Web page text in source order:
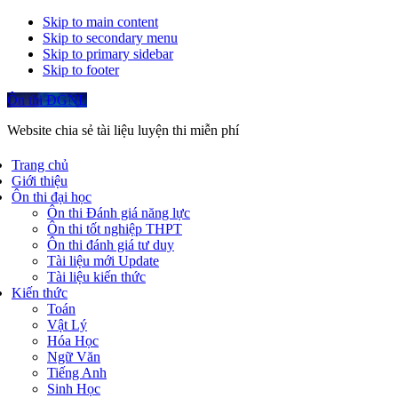
Skip to main content
Skip to secondary menu
Skip to primary sidebar
Skip to footer
Ôn thi ĐGNL
Website chia sẻ tài liệu luyện thi miễn phí
Trang chủ
Giới thiệu
Ôn thi đại học
Ôn thi Đánh giá năng lực
Ôn thi tốt nghiệp THPT
Ôn thi đánh giá tư duy
Tài liệu mới Update
Tài liệu kiến thức
Kiến thức
Toán
Vật Lý
Hóa Học
Ngữ Văn
Tiếng Anh
Sinh Học